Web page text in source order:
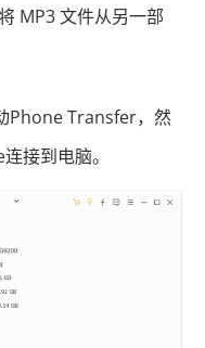
MP3 文件从另一部
Phone Transfer，然
接到电脑。